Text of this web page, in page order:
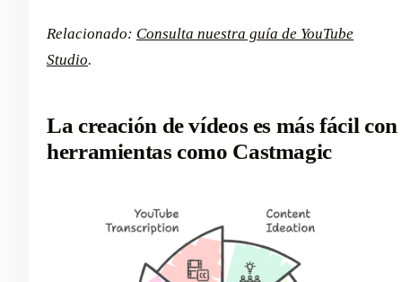
Relacionado: Consulta nuestra guía de YouTube
Studio.
La creación de vídeos es más fácil con
herramientas como Castmagic